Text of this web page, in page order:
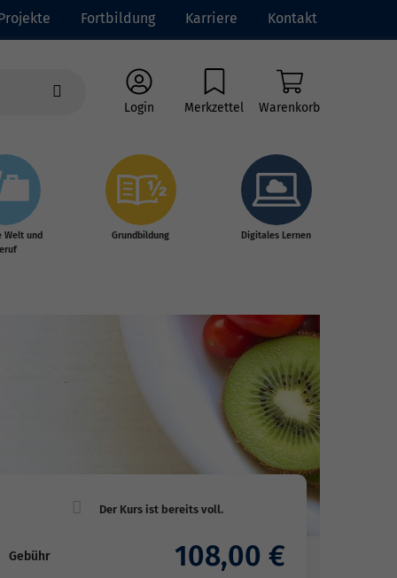
Fortbildung Karriere Kontakt
Login Merkzettel Warenkorb
Welt und
Grundbildung Digitales Lernen
Gebühr 108,00 €